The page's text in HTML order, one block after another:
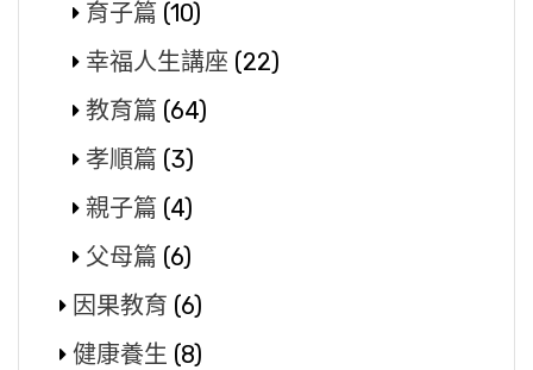
育子篇 (10)
幸福人生講座 (22)
教育篇 (64)
孝順篇 (3)
親子篇 (4)
父母篇 (6)
因果教育 (6)
健康養生 (8)